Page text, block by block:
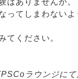
はありませんか。
ってしまわない
てください。
ラウンジにて